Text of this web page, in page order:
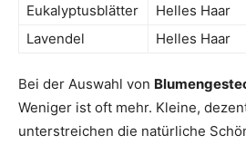
Eukalyptusblätter Helles Haar
Lavendel
Helles Haar
Bei der Auswahl von
Weniger ist oft mehr. Kleine,
unterstreichen die natürliche